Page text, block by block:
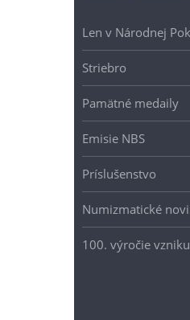
Len v Národnej
Striebro
Pamätné medaily
Emisie NBS
Príslušenstvo
Numizmatické
100. výročie